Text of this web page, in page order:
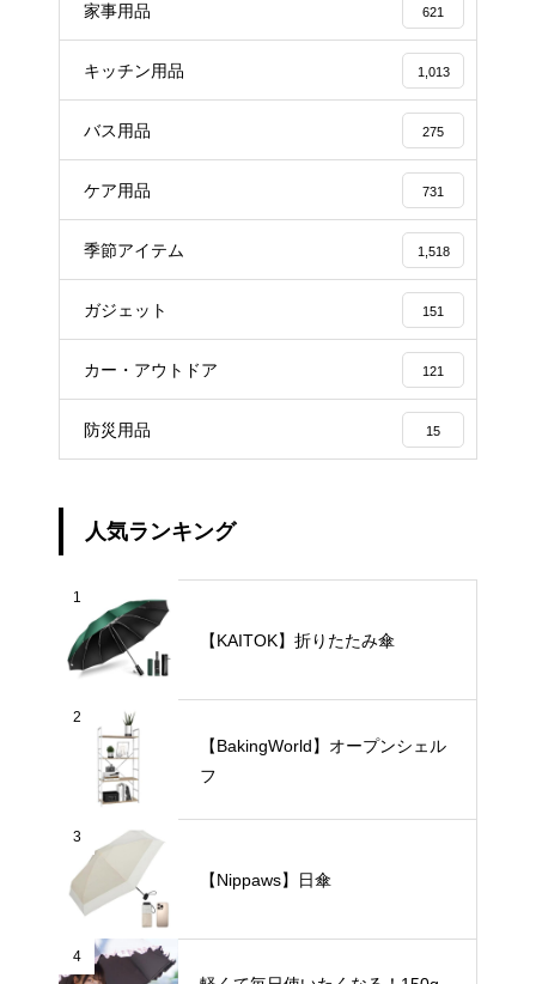
家事用品 621
キッチン用品 1,013
バス用品 275
ケア用品 731
季節アイテム 1,518
ガジェット 151
カー・アウトドア 121
防災用品 15
人気ランキング
1
【KAITOK】折りたたみ傘
2
【BakingWorld】オープンシェル
フ
3
【Nippaws】日傘
4